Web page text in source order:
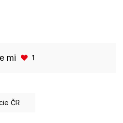
mi 1
ČR